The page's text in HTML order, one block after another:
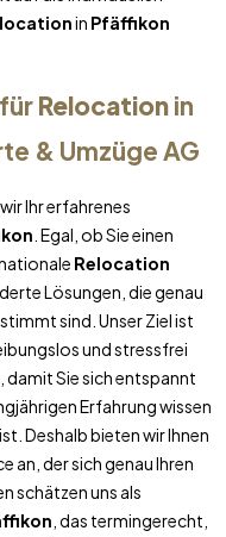
in Pfäffikon
Relocationin
& Umzüge AG
Ihr erfahrenes
. Egal, ob Sie einen
Relocation
Lösungen, die genau
sind. Unser Ziel ist
und stressfrei
damit Sie sich entspannt
Erfahrung wissen
Deshalb bieten wir Ihnen
an, der sich genau Ihren
schätzen uns als
, das termingerecht,